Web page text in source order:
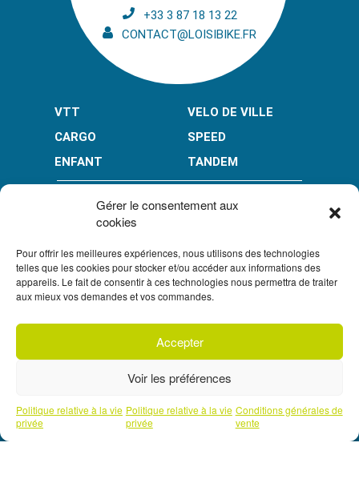
Gérer le consentement aux
cookies
Pour offrir les meilleures expériences, nous utilisons des technologies
telles que les cookies pour stocker et/ou accéder aux informations des
appareils. Le fait de consentir à ces technologies nous permettra de traiter
aux mieux vos demandes et vos commandes.
Accepter
Voir les préférences
Politique relative à la vie
privée
Politique relative à la vie
privée
Conditions générales de
vente
notre newsletter
avec l'un de nos experts
+33 3 87 18 13 22
CONTACT@LOISIBIKE.FR
VTT
VELO DE VILLE
CARGO
SPEED
ENFANT
TANDEM
PAIEMENT EN PLUSIEURS FOIS* :
LIMITÉ À 3000 € POUR LE 10X. LIMITÉ À 6000 € POUR LE 3X ET 4X.
CONDITION GÉNÉRALES DE VENTE
POLITIQUE DE CONFIDENTIALITÉ
UN CRÉDIT VOUS ENGAGE ET DOIT ÊTRE REMBOURSÉ.
VÉRIFIEZ VOS CAPACITÉS DE REMBOURSEMENT AVANT
FLOA. VOUS DISPOSEZ D’UN DÉLAI DE RÉTRACTATION.